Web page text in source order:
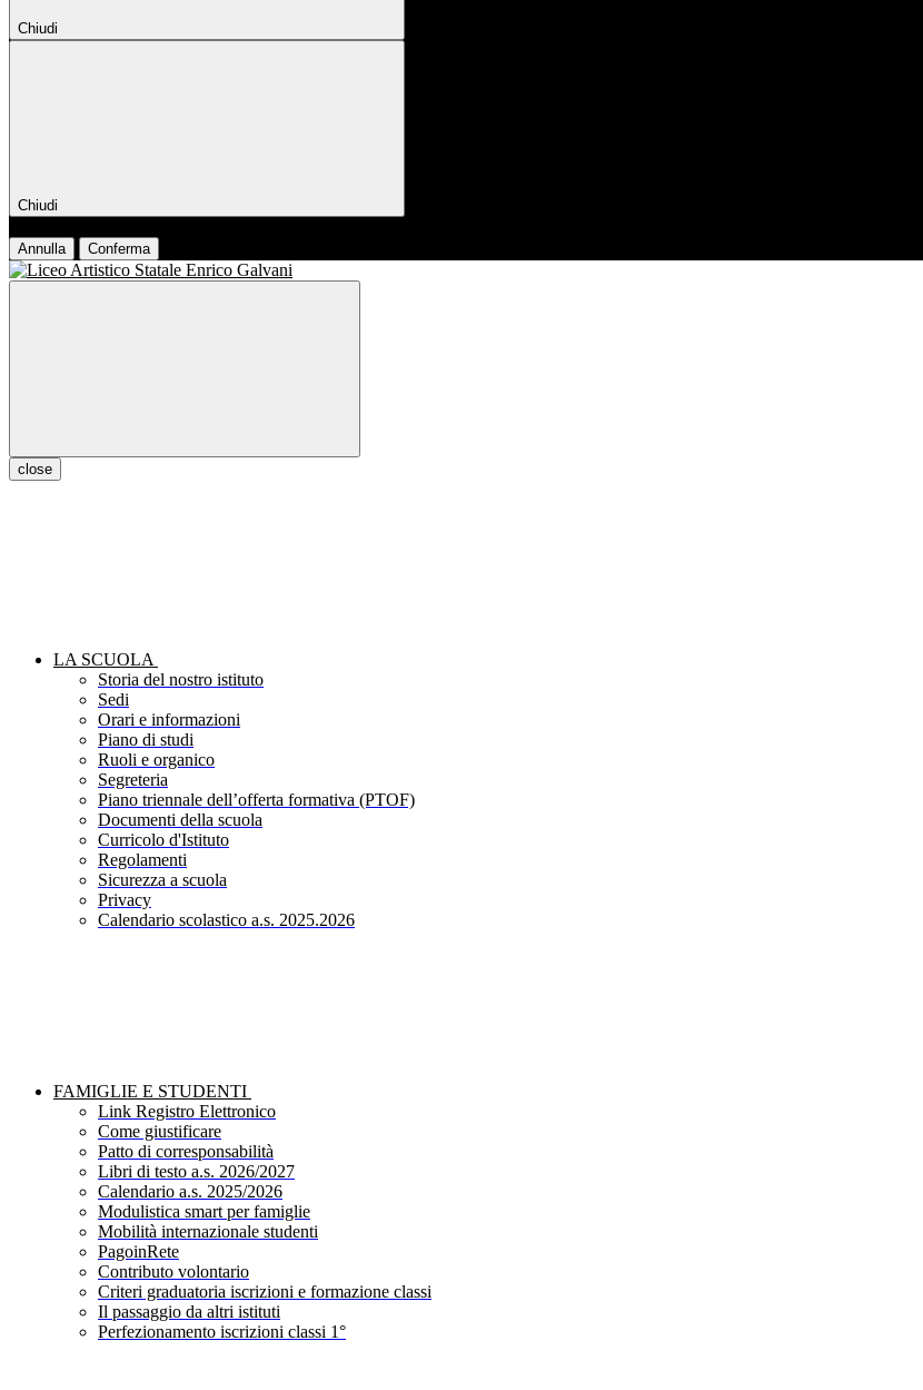
Chiudi
Chiudi
Annulla Conferma
close
LA SCUOLA
Storia del nostro istituto
Sedi
Orari e informazioni
Piano di studi
Ruoli e organico
Segreteria
Piano triennale dell’offerta formativa (PTOF)
Documenti della scuola
Curricolo d'Istituto
Regolamenti
Sicurezza a scuola
Privacy
Calendario scolastico a.s. 2025.2026
FAMIGLIE E STUDENTI
Link Registro Elettronico
Come giustificare
Patto di corresponsabilità
Libri di testo a.s. 2026/2027
Calendario a.s. 2025/2026
Modulistica smart per famiglie
Mobilità internazionale studenti
PagoinRete
Contributo volontario
Criteri graduatoria iscrizioni e formazione classi
Il passaggio da altri istituti
Perfezionamento iscrizioni classi 1°